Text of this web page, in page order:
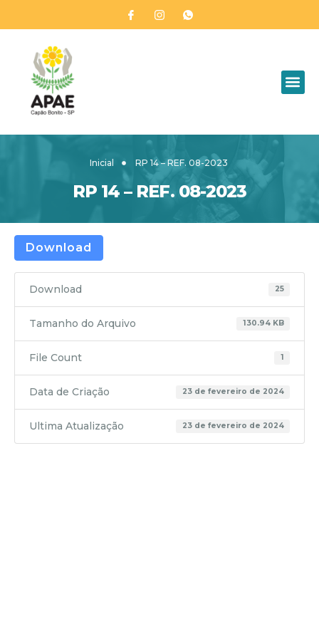
Inicial RP 14 – REF. 08-2023
RP 14 – REF. 08-2023
Download
Download 25
Tamanho do Arquivo 130.94 KB
File Count 1
Data de Criação 23 de fevereiro de 2024
Ultima Atualização 23 de fevereiro de 2024